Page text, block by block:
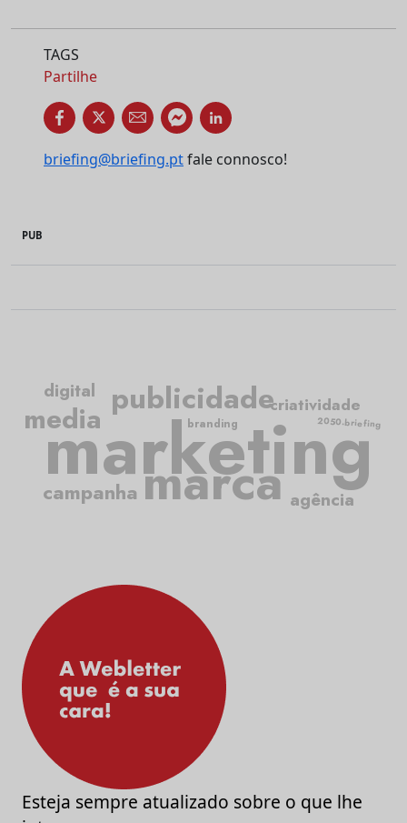
TAGS
Partilhe
briefing@briefing.ptfale connosco!
PUB
marketing
publicidade
marca
criatividade
campanha
media
agência
digital
2050.briefing
branding
Esteja sempre atualizado sobre o que lhe